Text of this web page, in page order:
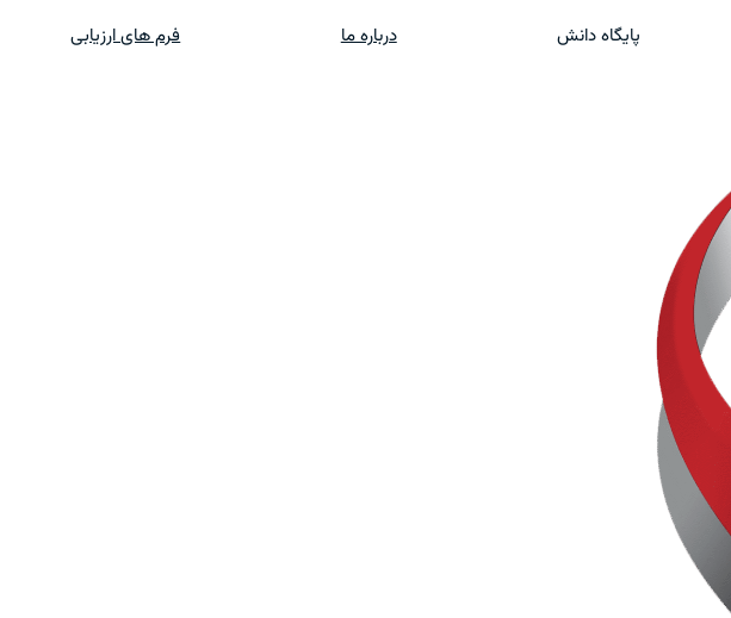
پایگاه دانش درباره ما فرم های ارزیابی